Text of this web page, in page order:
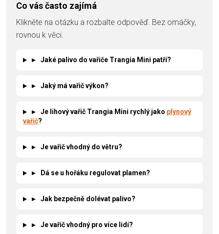
Co vás často zajímá
Klikněte na otázku a rozbalte odpověď. Bez omáčky,
rovnou k věci.
▸ Jaké palivo do vařiče Trangia Mini patří?
▸ Jaký má vařič výkon?
▸ Je lihový vařič Trangia Mini rychlý jako plynový
vařič?
▸ Je vařič vhodný do větru?
▸ Dá se u hořáku regulovat plamen?
▸ Jak bezpečně dolévat palivo?
▸ Je vařič vhodný pro více lidí?